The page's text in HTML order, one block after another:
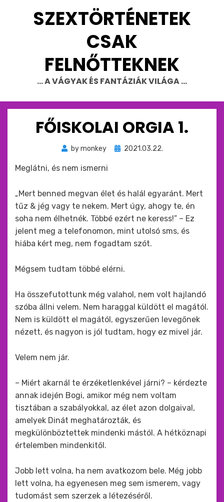
SZEXTÖRTÉNETEK
CSAK
FELNŐTTEKNEK
… A VÁGYAK ÉS FANTÁZIÁK VILÁGA …
FŐISKOLAI ORGIA 1.
bymonkey
Beküldve
2021.03.22.
Meglátni, és nem ismerni
„Mert benned megvan élet és halál egyaránt. Mert
tűz & jég vagy te nekem. Mert úgy, ahogy te, én
soha nem élhetnék. Többé ezért ne keress!” – Ez
jelent meg a telefonomon, mint utolsó sms, és
hiába kért meg, nem fogadtam szót.
Mégsem tudtam többé elérni.
Ha összefutottunk még valahol, nem volt hajlandó
szóba állni velem. Nem haraggal küldött el magától.
Nem is küldött el magától, egyszerűen levegőnek
nézett, és nagyon is jól tudtam, hogy ez mivel jár.
Velem nem jár.
– Miért akarnál te érzéketlenkével járni? – kérdezte
annak idején Bogi, amikor még nem voltam
tisztában a szabályokkal, az élet azon dolgaival,
amelyek Dinát meghatározták, és
megkülönböztettek mindenki mástól. A hétköznapi
értelemben mindenkitől.
Jobb lett volna, ha nem avatkozom bele. Még jobb
lett volna, ha egyenesen meg sem ismerem, vagy
tudomást sem szerzek a létezéséről.